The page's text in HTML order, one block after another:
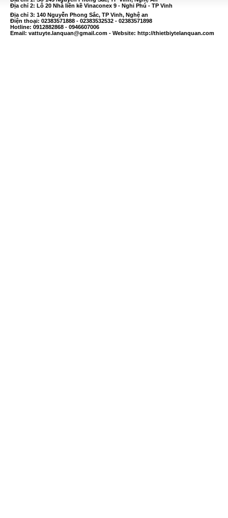
Địa chỉ 2: Lô 20 Nhà liền kề Vinaconex 9 - Nghi Phú - TP Vinh
Địa chỉ 3: 140 Nguyễn Phong Sắc, TP Vinh, Nghệ an
Điện thoại: 02383571888 - 02383532532 - 02383571898
Hotline: 0912882868 - 0946607006
Email: vattuyte.lanquan@gmail.com - Website: http://thietbiytelanquan.com